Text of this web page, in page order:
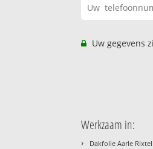
Uw gegevens
Werkzaam in:
› Dakfolie Aarle Rixtel